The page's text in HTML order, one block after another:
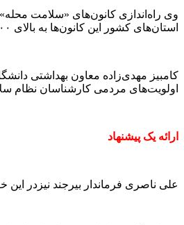
وی راه‌اندازی کانون‌های «سلامت
استان‌های کشور این کانون‌ها به بالای ۲۰۰ کانون رسیده است!
کامبیز مهدی‌زاده معاون بهداشتی
اولویت‌های مردمی کارشناسان نظام
ارائه یک پیشنهاد
علی ناصری فرماندار بیرجند نیزدر